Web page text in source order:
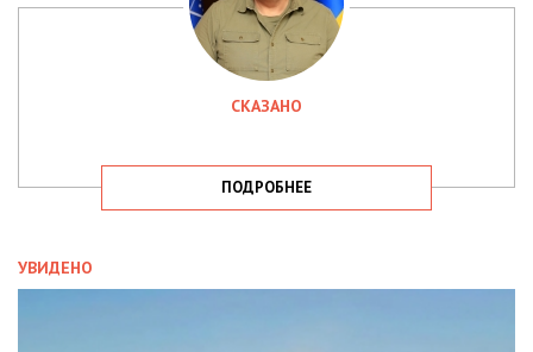
СКАЗАНО
ПОДРОБНЕЕ
УВИДЕНО